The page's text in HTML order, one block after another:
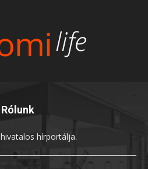
Rólunk
hivatalos hírportálja.